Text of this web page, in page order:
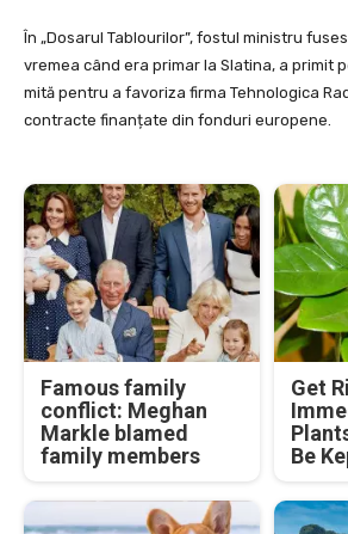
În „Dosarul Tablourilor”, fostul ministru
vremea când era primar la Slatina, a primit
mită pentru a favoriza firma Tehnologica
contracte finanțate din fonduri europene.
Famous family
conflict: Meghan
Markle blamed
family members
Get
Be